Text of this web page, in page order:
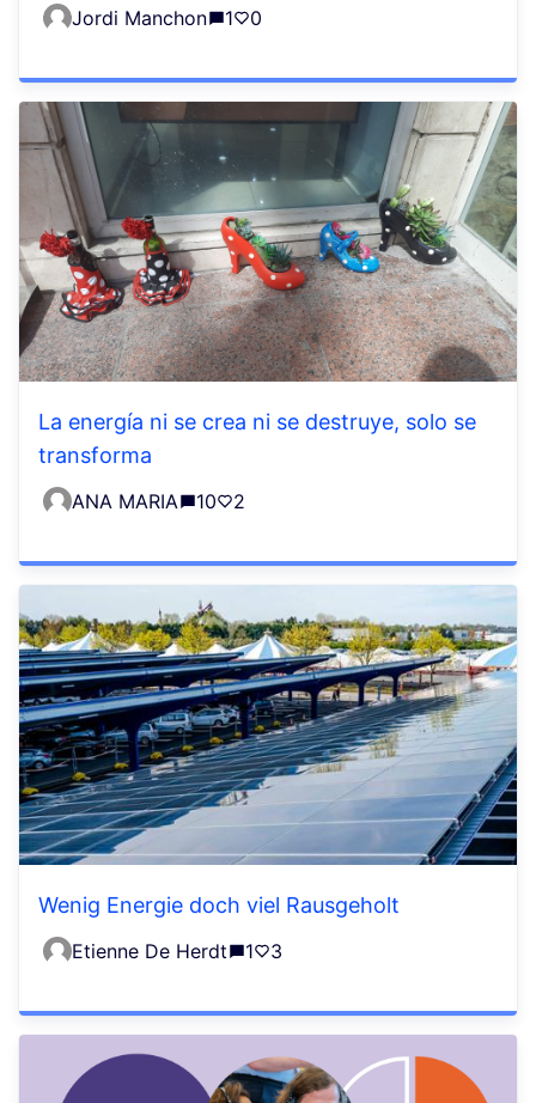
Jordi Manchon 1 0
La energía ni se crea ni se destruye, solo se
transforma
ANA MARIA 10 2
Wenig Energie doch viel Rausgeholt
Etienne De Herdt 1 3